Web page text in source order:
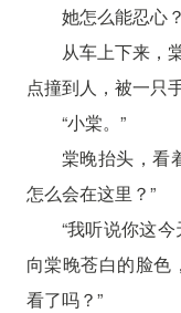
她怎么能忍心？
从车上下来，
点撞到人，被一只
“小棠。”
棠晚抬头，看
怎么会在这里？”
“我听说你这
向棠晚苍白的脸色
看了吗？”